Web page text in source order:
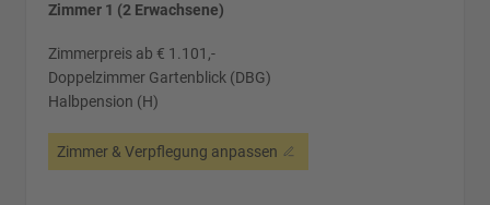
Zimmer 1 (2 Erwachsene)
Zimmerpreis ab € 1.101,-
Doppelzimmer Gartenblick (DBG)
Halbpension (H)
Zimmer & Verpflegung anpassen